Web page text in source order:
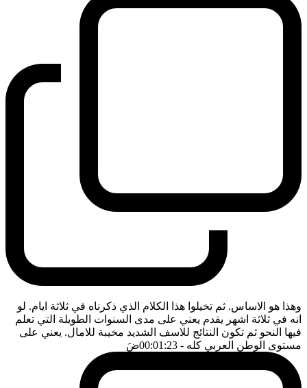
وهذا هو الاساس. ثم تخيلوا هذا الكلام الذي ذكرناه في ثلاثة ايام. لو
انه في ثلاثة اشهر يقدم يعني على مدى السنوات الطويلة التي تعلم
فيها النحو ثم تكون النتائج للاسف الشديد مخيبة للامال. يعني على
مستوى الوطن العربي كله - 00:01:23 ضَ